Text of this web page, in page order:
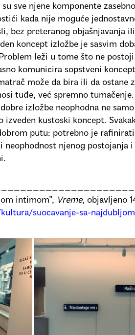
sve njene komponente
kada nije moguće
bez preteranog objašnjavanja ili
koncept izložbe je sasvim
leži u tome što ne
komunicira sopstveni
može da bira ili da ostane
tuđe, već spremno
izložbe neophodna ne
kustoski koncept.
putu: potrebno je
njenog postojanja i
intimom”, Vreme, objavljeno
suocavanje-sa-